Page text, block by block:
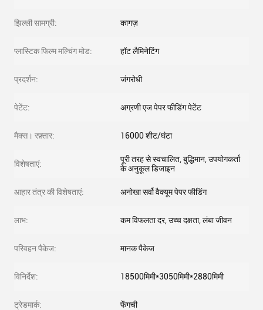
झिल्ली सामग्री: कागज़
प्लास्टिक फिल्म मल्चिंग मोड: हॉट लैमिनेटिंग
प्रदर्शन: जंगरोधी
पेटेंट: अग्रणी एज पेपर फीडिंग पेटेंट
मैक्स। रफ़्तार: 16000 शीट/घंटा
विशेषताएं:
पूरी तरह से स्वचालित, बुद्धिमान, उपयोगकर्ता
के अनुकूल डिजाइन
आहार तंत्र की विशेषताएं: अनोखा सर्वो वैक्यूम पेपर फीडिंग
लाभ: कम विफलता दर, उच्च दक्षता, लंबा जीवन
परिवहन पैकेज: मानक पैकेज
विनिर्देश: 18500मिमी*3050मिमी*2880मिमी
ट्रेडमार्क: फेंगची